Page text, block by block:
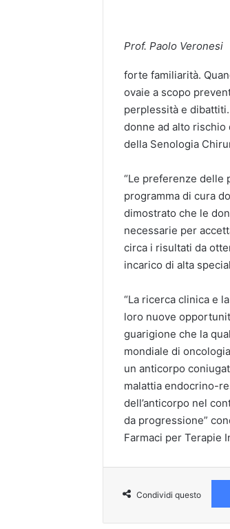
Prof. Paolo Veronesi
forte familiarità.
ovaie a scopo
perplessità e
donne ad alto rischio
della Senologia
“Le preferenze delle
programma di cura
dimostrato che le
necessarie per
circa i risultati da
incarico di alta
“La ricerca clinica e
loro nuove
guarigione che la
mondiale di
un anticorpo
malattia endocrino-
dell’anticorpo nel
da progressione”
Farmaci per Terapie
Condividi questo